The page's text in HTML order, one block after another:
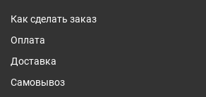
Как сделать заказ
Оплата
Доставка
Самовывоз